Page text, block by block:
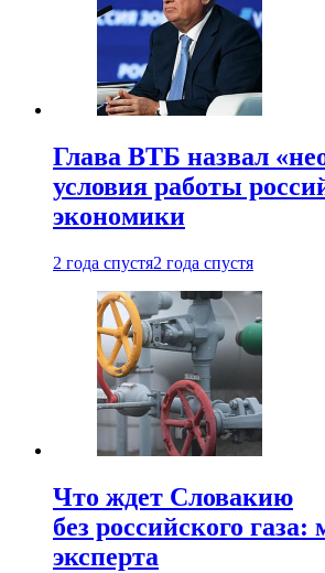
Глава ВТБ назвал
условия работы
экономики
2 года спустя2 года спустя
Что ждет Словакию
без российского газа:
эксперта